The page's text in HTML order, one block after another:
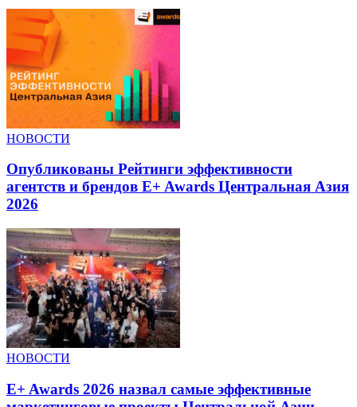
НОВОСТИ
Опубликованы Рейтинги эффективности
агентств и брендов E+ Awards Центральная Азия
2026
НОВОСТИ
E+ Awards 2026 назвал самые эффективные